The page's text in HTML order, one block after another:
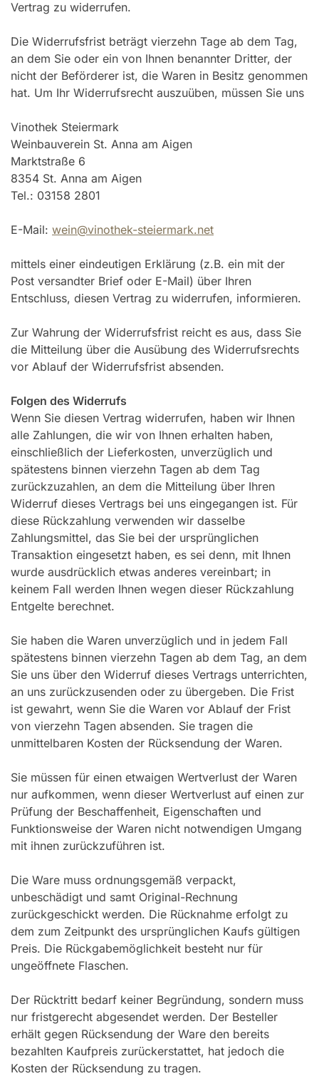
Vertrag zu widerrufen.
Die Widerrufsfrist beträgt vierzehn Tage ab dem Tag,
an dem Sie oder ein von Ihnen benannter Dritter, der
nicht der Beförderer ist, die Waren in Besitz genommen
hat. Um Ihr Widerrufsrecht auszuüben, müssen Sie uns
Vinothek Steiermark
Weinbauverein St. Anna am Aigen
Marktstraße 6
8354 St. Anna am Aigen
Tel.: 03158 2801
E-Mail: wein@vinothek-steiermark.net
mittels einer eindeutigen Erklärung (z.B. ein mit der
Post versandter Brief oder E-Mail) über Ihren
Entschluss, diesen Vertrag zu widerrufen, informieren.
Zur Wahrung der Widerrufsfrist reicht es aus, dass Sie
die Mitteilung über die Ausübung des Widerrufsrechts
vor Ablauf der Widerrufsfrist absenden.
Folgen des Widerrufs
Wenn Sie diesen Vertrag widerrufen, haben wir Ihnen
alle Zahlungen, die wir von Ihnen erhalten haben,
einschließlich der Lieferkosten, unverzüglich und
spätestens binnen vierzehn Tagen ab dem Tag
zurückzuzahlen, an dem die Mitteilung über Ihren
Widerruf dieses Vertrags bei uns eingegangen ist. Für
diese Rückzahlung verwenden wir dasselbe
Zahlungsmittel, das Sie bei der ursprünglichen
Transaktion eingesetzt haben, es sei denn, mit Ihnen
wurde ausdrücklich etwas anderes vereinbart; in
keinem Fall werden Ihnen wegen dieser Rückzahlung
Entgelte berechnet.
Sie haben die Waren unverzüglich und in jedem Fall
spätestens binnen vierzehn Tagen ab dem Tag, an dem
Sie uns über den Widerruf dieses Vertrags unterrichten,
an uns zurückzusenden oder zu übergeben. Die Frist
ist gewahrt, wenn Sie die Waren vor Ablauf der Frist
von vierzehn Tagen absenden. Sie tragen die
unmittelbaren Kosten der Rücksendung der Waren.
Sie müssen für einen etwaigen Wertverlust der Waren
nur aufkommen, wenn dieser Wertverlust auf einen zur
Prüfung der Beschaffenheit, Eigenschaften und
Funktionsweise der Waren nicht notwendigen Umgang
mit ihnen zurückzuführen ist.
Die Ware muss ordnungsgemäß verpackt,
unbeschädigt und samt Original-Rechnung
zurückgeschickt werden. Die Rücknahme erfolgt zu
dem zum Zeitpunkt des ursprünglichen Kaufs gültigen
Preis. Die Rückgabemöglichkeit besteht nur für
ungeöffnete Flaschen.
Der Rücktritt bedarf keiner Begründung, sondern muss
nur fristgerecht abgesendet werden. Der Besteller
erhält gegen Rücksendung der Ware den bereits
bezahlten Kaufpreis zurückerstattet, hat jedoch die
Kosten der Rücksendung zu tragen.